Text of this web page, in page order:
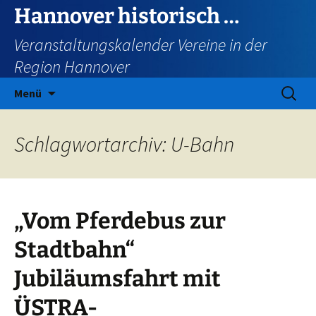
Zum
Inhalt
springen
Hannover historisch …
Veranstaltungskalender Vereine in der
Region Hannover
Menü
Suchen
nach:
Schlagwortarchiv: U-Bahn
„Vom Pferdebus zur
Stadtbahn“
Jubiläumsfahrt mit
ÜSTRA-